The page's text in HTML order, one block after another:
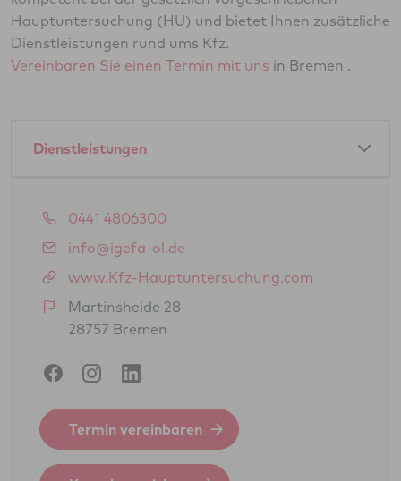
Hauptuntersuchung (HU) und bietet Ihnen zusätzliche
Dienstleistungen rund ums Kfz.
Vereinbaren Sie einen Termin mit uns in Bremen .
Dienstleistungen
Amtliche Dienstleistungen als GTÜ-Partner:
Hauptuntersuchung Pkw
Hauptuntersuchung Lkw
Abgasuntersuchung
Änderungsabnahme gem. § 19 (3) StVZO
Oldtimerbegutachtung gem. § 23 StVZO
(H-Kennzeichen)
Gasprüfung Fahrzeugantrieb (GSP/GAP)
Feinstaubplaketten (Schadstoffplaketten)
Sicherheitsprüfung (SP)
0441 4806300
info@igefa-ol.de
www.Kfz-Hauptuntersuchung.com
Martinsheide 28
28757 Bremen
Termin vereinbaren